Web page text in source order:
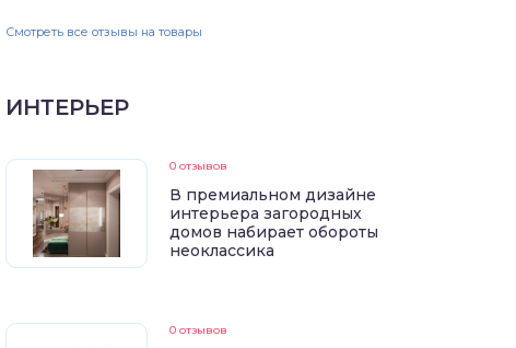
Смотреть все отзывы на товары
ИНТЕРЬЕР
0 отзывов
В премиальном дизайне
интерьера загородных
домов набирает обороты
неоклассика
0 отзывов